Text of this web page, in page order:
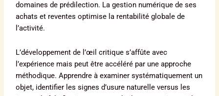
domaines de prédilection. La gestion numérique de ses
achats et reventes optimise la rentabilité globale de
l’activité.
L’développement de l’œil critique s’affûte avec
l’expérience mais peut être accéléré par une approche
méthodique. Apprendre à examiner systématiquement un
objet, identifier les signes d’usure naturelle versus les